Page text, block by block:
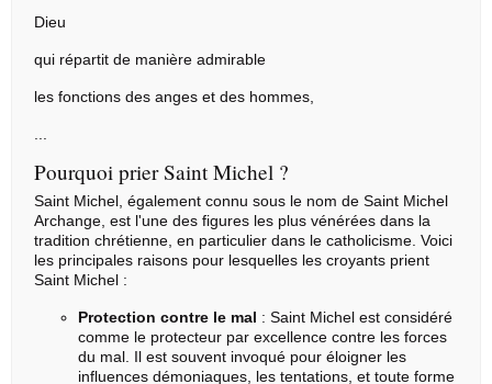
Dieu
qui répartit de manière admirable
les fonctions des anges et des hommes,
Pourquoi prier Saint Michel ?
Saint Michel, également connu sous le nom de Saint Michel
Archange, est l'une des figures les plus vénérées dans la
tradition chrétienne, en particulier dans le catholicisme. Voici
les principales raisons pour lesquelles les croyants prient
Saint Michel :
Protection contre le mal : Saint Michel est considéré
comme le protecteur par excellence contre les forces
du mal. Il est souvent invoqué pour éloigner les
influences démoniaques, les tentations, et toute forme